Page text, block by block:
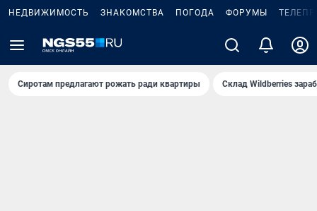
НЕДВИЖИМОСТЬ ЗНАКОМСТВА ПОГОДА ФОРУМЫ
Сиротам предлагают рожать ради квартиры Склад Wildberries